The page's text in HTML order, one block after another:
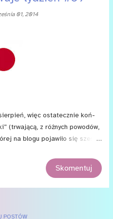
01, 2014
sier­pień, więc osta­tecz­nie koń­
(trwa­ją­cą, z róż­nych po­wo­dów,
na blo­gu po­ja­wi­ło się sześć
, dość po­pu­lar­ne, o pani Jo­an­
man­gi „Shin­ge­ki no ky­
Skomentuj
POSTÓW